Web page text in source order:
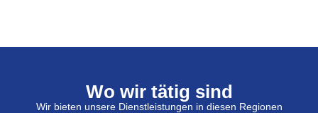
Wo wir tätig sind
Wir bieten unsere Dienstleistungen in diesen Regionen